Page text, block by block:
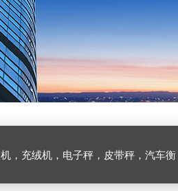
，充绒机，电子秤，皮带秤，汽车